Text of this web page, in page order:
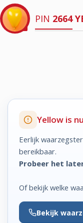
PIN 2664
Yellow is
Eerlijk
bereikbaar.
Probeer het
Of bekijk welke
Bekijk